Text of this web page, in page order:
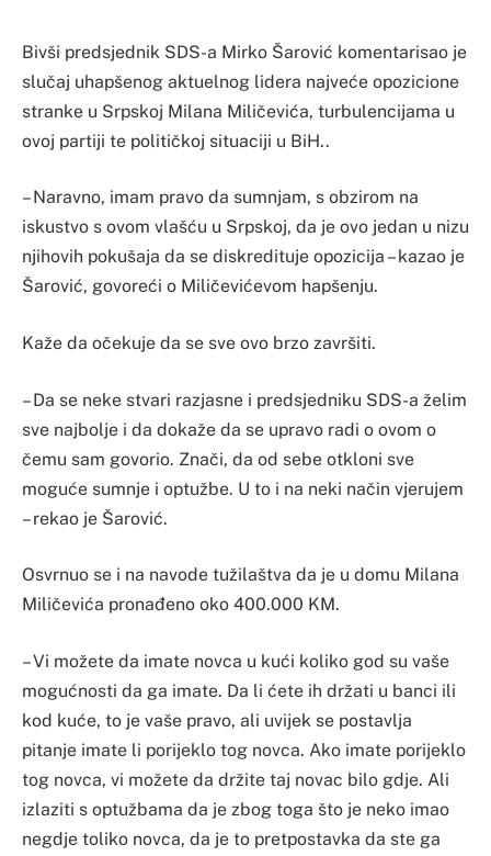
Bivši predsjednik SDS-a Mirko Šarović komentarisao je
slučaj uhapšenog aktuelnog lidera najveće opozicione
stranke u Srpskoj Milana Miličevića, turbulencijama u
ovoj partiji te političkoj situaciji u BiH..
– Naravno, imam pravo da sumnjam, s obzirom na
iskustvo s ovom vlašću u Srpskoj, da je ovo jedan u nizu
njihovih pokušaja da se diskredituje opozicija – kazao je
Šarović, govoreći o Miličevićevom hapšenju.
Kaže da očekuje da se sve ovo brzo završiti.
– Da se neke stvari razjasne i predsjedniku SDS-a želim
sve najbolje i da dokaže da se upravo radi o ovom o
čemu sam govorio. Znači, da od sebe otkloni sve
moguće sumnje i optužbe. U to i na neki način vjerujem
– rekao je Šarović.
Osvrnuo se i na navode tužilaštva da je u domu Milana
Miličevića pronađeno oko 400.000 KM.
– Vi možete da imate novca u kući koliko god su vaše
mogućnosti da ga imate. Da li ćete ih držati u banci ili
kod kuće, to je vaše pravo, ali uvijek se postavlja
pitanje imate li porijeklo tog novca. Ako imate porijeklo
tog novca, vi možete da držite taj novac bilo gdje. Ali
izlaziti s optužbama da je zbog toga što je neko imao
negdje toliko novca, da je to pretpostavka da ste ga